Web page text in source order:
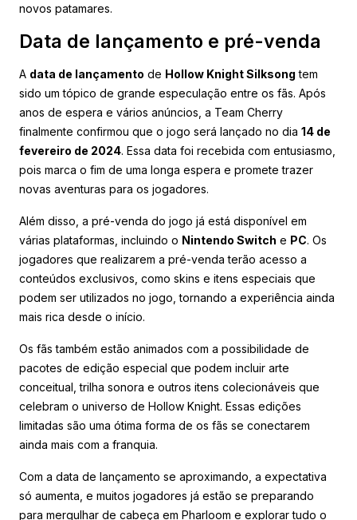
novos patamares.
Data de lançamento e pré-venda
A data de lançamento de Hollow Knight Silksong tem
sido um tópico de grande especulação entre os fãs. Após
anos de espera e vários anúncios, a Team Cherry
finalmente confirmou que o jogo será lançado no dia 14 de
fevereiro de 2024. Essa data foi recebida com entusiasmo,
pois marca o fim de uma longa espera e promete trazer
novas aventuras para os jogadores.
Além disso, a pré-venda do jogo já está disponível em
várias plataformas, incluindo o Nintendo Switch e PC. Os
jogadores que realizarem a pré-venda terão acesso a
conteúdos exclusivos, como skins e itens especiais que
podem ser utilizados no jogo, tornando a experiência ainda
mais rica desde o início.
Os fãs também estão animados com a possibilidade de
pacotes de edição especial que podem incluir arte
conceitual, trilha sonora e outros itens colecionáveis que
celebram o universo de Hollow Knight. Essas edições
limitadas são uma ótima forma de os fãs se conectarem
ainda mais com a franquia.
Com a data de lançamento se aproximando, a expectativa
só aumenta, e muitos jogadores já estão se preparando
para mergulhar de cabeça em Pharloom e explorar tudo o